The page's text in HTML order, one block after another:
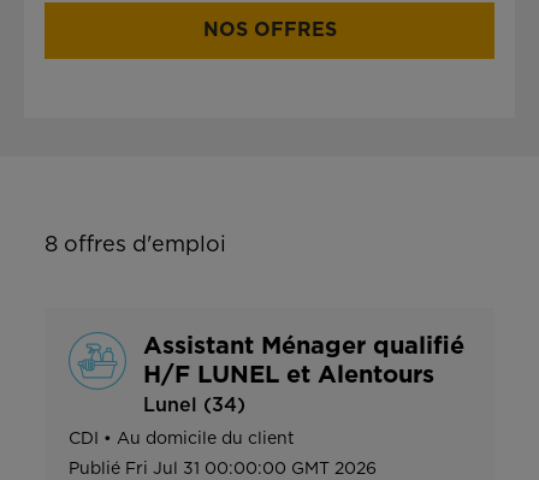
NOS OFFRES
8 offres d'emploi
Assistant Ménager qualifié
H/F LUNEL et Alentours
Lunel (34)
CDI • Au domicile du client
Publié Fri Jul 31 00:00:00 GMT 2026